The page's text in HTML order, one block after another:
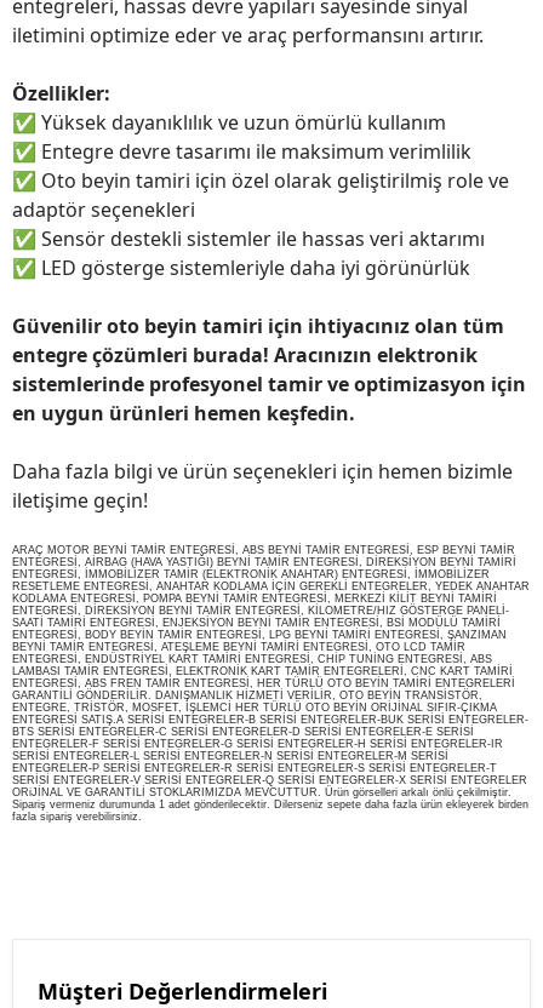
entegreleri, hassas devre yapıları sayesinde sinyal
iletimini optimize eder ve araç performansını artırır.
Özellikler:
✅ Yüksek dayanıklılık ve uzun ömürlü kullanım
✅ Entegre devre tasarımı ile maksimum verimlilik
✅ Oto beyin tamiri için özel olarak geliştirilmiş role ve
adaptör seçenekleri
✅ Sensör destekli sistemler ile hassas veri aktarımı
✅ LED gösterge sistemleriyle daha iyi görünürlük
Güvenilir oto beyin tamiri için ihtiyacınız olan tüm
entegre çözümleri burada! Aracınızın elektronik
sistemlerinde profesyonel tamir ve optimizasyon için
en uygun ürünleri hemen keşfedin.
Daha fazla bilgi ve ürün seçenekleri için hemen bizimle
iletişime geçin!
ARAÇ MOTOR BEYNİ TAMİR ENTEGRESİ, ABS BEYNİ TAMİR ENTEGRESİ, ESP BEYNİ TAMİR
ENTEGRESİ, AİRBAG (HAVA YASTIĞI) BEYNİ TAMİR ENTEGRESİ, DİREKSİYON BEYNİ TAMİRİ
ENTEGRESİ, İMMOBİLİZER TAMİR (ELEKTRONİK ANAHTAR) ENTEGRESİ, İMMOBİLİZER
RESETLEME ENTEGRESİ, ANAHTAR KODLAMA İÇİN GEREKLİ ENTEGRELER, YEDEK ANAHTAR
KODLAMA ENTEGRESİ, POMPA BEYNİ TAMİR ENTEGRESİ, MERKEZİ KİLİT BEYNİ TAMİRİ
ENTEGRESİ, DİREKSİYON BEYNİ TAMİR ENTEGRESİ, KİLOMETRE/HIZ GÖSTERGE PANELİ-
SAATİ TAMİRİ ENTEGRESİ, ENJEKSİYON BEYNİ TAMİR ENTEGRESİ, BSİ MODÜLÜ TAMİRİ
ENTEGRESİ, BODY BEYİN TAMİR ENTEGRESİ, LPG BEYNİ TAMİRİ ENTEGRESİ, ŞANZIMAN
BEYNİ TAMİR ENTEGRESİ, ATEŞLEME BEYNİ TAMİRİ ENTEGRESİ, OTO LCD TAMİR
ENTEGRESİ, ENDÜSTRİYEL KART TAMİRİ ENTEGRESİ, CHİP TUNİNG ENTEGRESİ, ABS
LAMBASI TAMİR ENTEGRESİ, ELEKTRONİK KART TAMİR ENTEGRELERİ, CNC KART TAMİRİ
ENTEGRESİ, ABS FREN TAMİR ENTEGRESİ, HER TÜRLÜ OTO BEYİN TAMİRİ ENTEGRELERİ
GARANTİLİ GÖNDERİLİR. DANIŞMANLIK HİZMETİ VERİLİR, OTO BEYİN TRANSİSTÖR,
ENTEGRE, TRİSTÖR, MOSFET, İŞLEMCİ HER TÜRLÜ OTO BEYİN ORİJİNAL SIFIR-ÇIKMA
ENTEGRESİ SATIŞ.A SERİSİ ENTEGRELER-B SERİSİ ENTEGRELER-BUK SERİSİ ENTEGRELER-
BTS SERİSİ ENTEGRELER-C SERİSİ ENTEGRELER-D SERİSİ ENTEGRELER-E SERİSİ
ENTEGRELER-F SERİSİ ENTEGRELER-G SERİSİ ENTEGRELER-H SERİSİ ENTEGRELER-IR
SERİSİ ENTEGRELER-L SERİSİ ENTEGRELER-N SERİSİ ENTEGRELER-M SERİSİ
ENTEGRELER-P SERİSİ ENTEGRELER-R SERİSİ ENTEGRELER-S SERİSİ ENTEGRELER-T
SERİSİ ENTEGRELER-V SERİSİ ENTEGRELER-Q SERİSİ ENTEGRELER-X SERİSİ ENTEGRELER
ORiJİNAL VE GARANTİLİ STOKLARIMIZDA MEVCUTTUR. Ürün görselleri arkalı önlü çekilmiştir.
Sipariş vermeniz durumunda 1 adet gönderilecektir. Dilerseniz sepete daha fazla ürün ekleyerek birden
fazla sipariş verebilirsiniz.
Müşteri Değerlendirmeleri